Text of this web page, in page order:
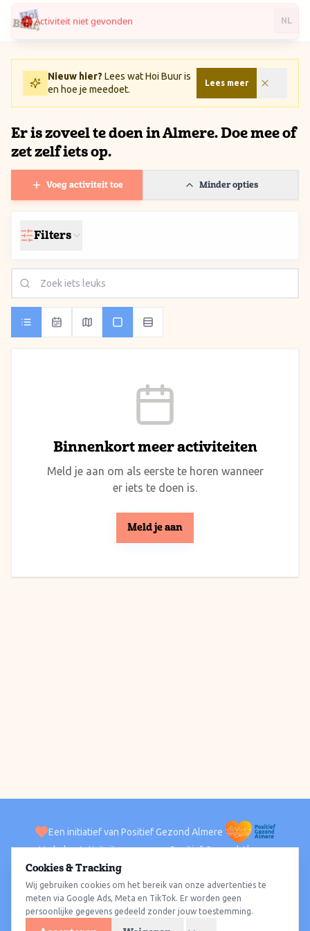
Ga naar inhoud / Skip to content
NL
Nieuw hier? Lees wat Hoi Buur is
en hoe je meedoet.
Lees meer
Er is zoveel te doen in Almere. Doe mee of
zet zelf iets op.
Voeg activiteit toe Minder opties
Filters
Binnenkort meer activiteiten
Meld je aan om als eerste te horen wanneer
er iets te doen is.
Meld je aan
Een initiatief van Positief Gezond Almere
VerhalenActiviteiten Positief Gezond Almere
ACTIVITEITEN PER WIJK
Alle wijkenAlmere HavenAlmere StadAlmere BuitenAlmere Poort
Almere HoutAlmere OosterwoldWat te doen
Cookies & Tracking
Wij gebruiken cookies om het bereik van onze advertenties te
meten via Google Ads, Meta en TikTok. Er worden geen
persoonlijke gegevens gedeeld zonder jouw toestemming.